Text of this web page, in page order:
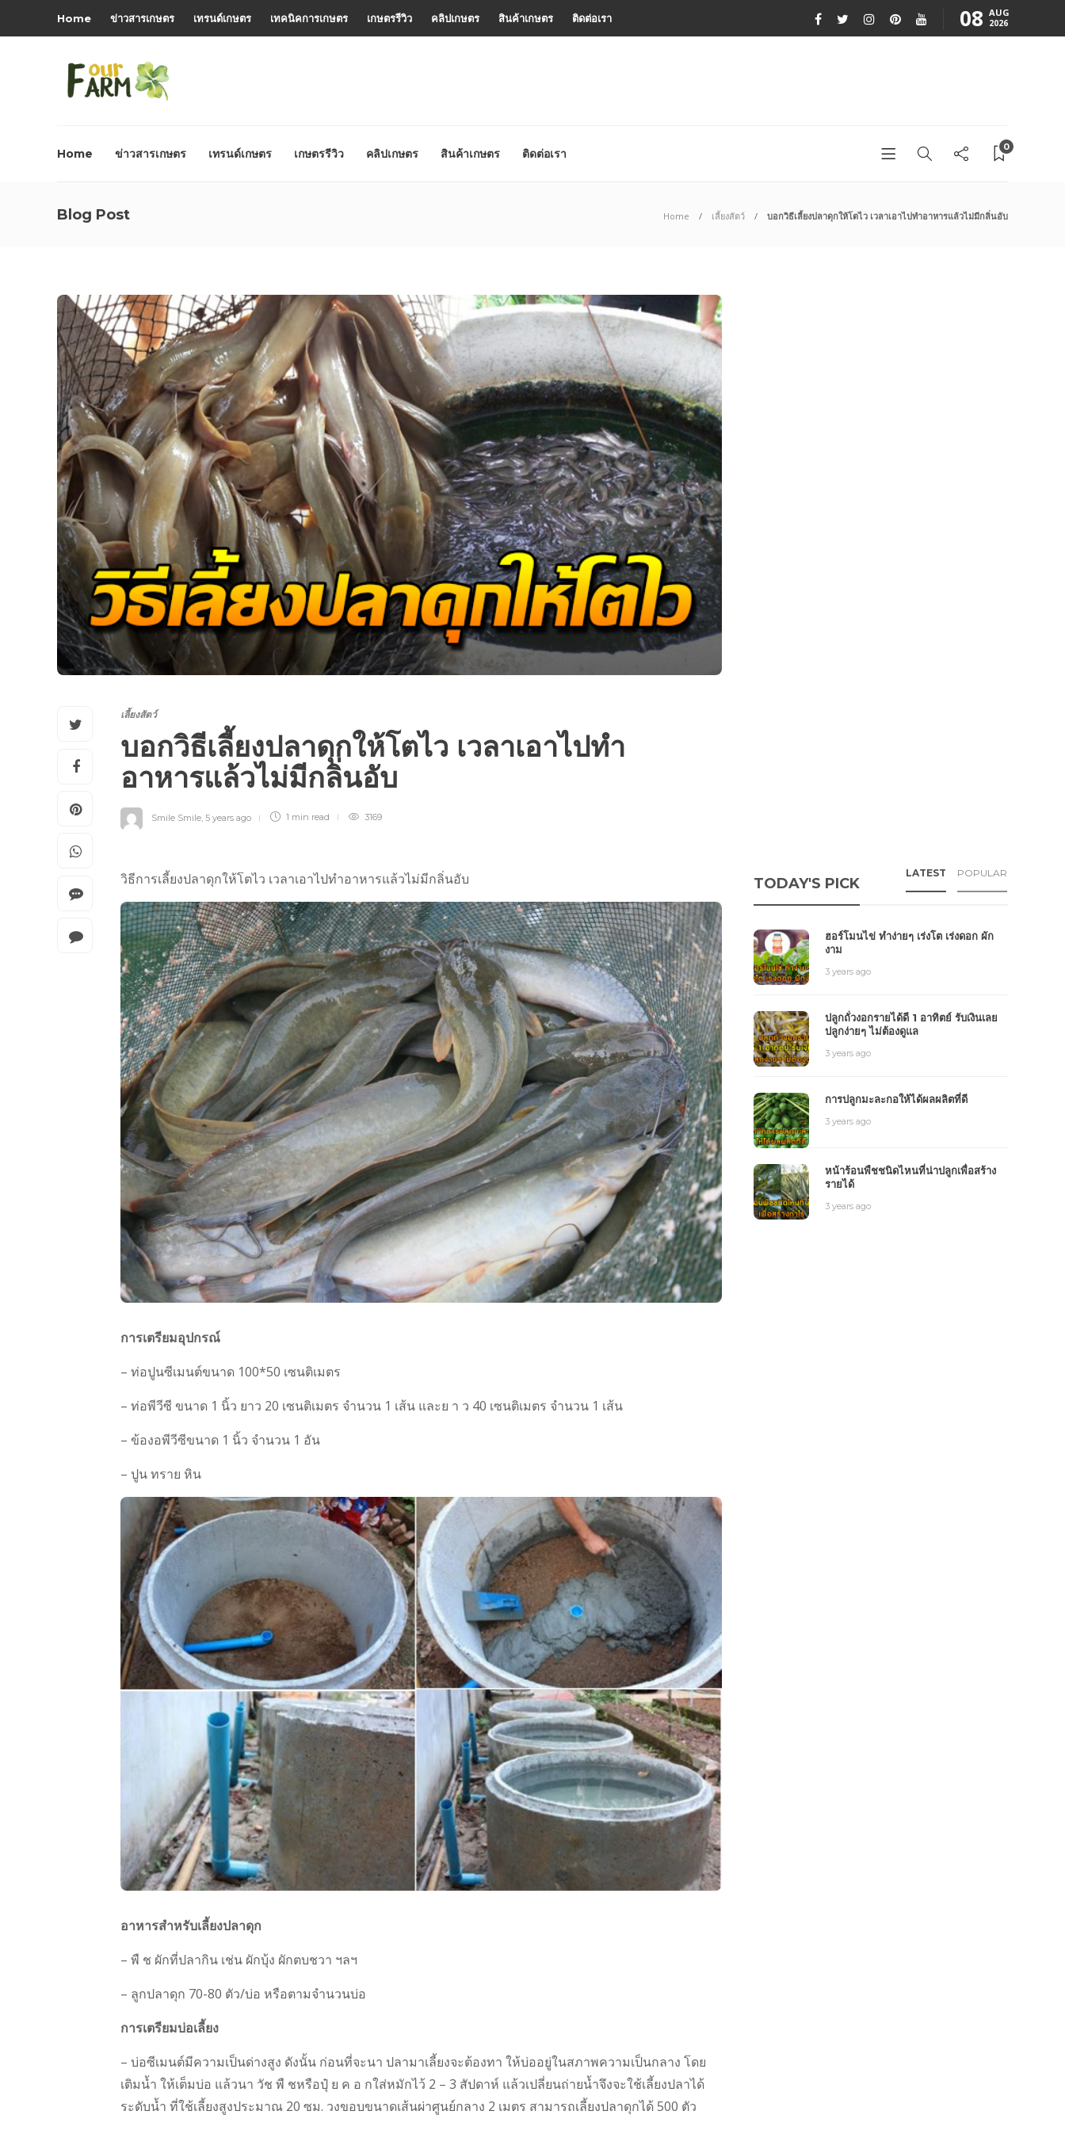
Home ข่าวสารเกษตร เทรนด์เกษตร เทคนิคการเกษตร เกษตรรีวิว คลิปเกษตร สินค้าเกษตร ติดต่อเรา 08 AUG
2026
Home ข่าวสารเกษตร เทรนด์เกษตร เกษตรรีวิว คลิปเกษตร สินค้าเกษตร ติดต่อเรา 0
Blog Post Home เลี้ยงสัตว์ บอกวิธีเลี้ยงปลาดุกให้โตไว เวลาเอาไปทำอาหารแล้วไม่มีกลิ่นอับ
เลี้ยงสัตว์
บอกวิธีเลี้ยงปลาดุกให้โตไว เวลาเอาไปทำ
อาหารแล้วไม่มีกลิ่นอับ
Smile Smile 5 years ago 1 min read 3169
วิธีการเลี้ยงปลาดุกให้โตไว เวลาเอาไปทำอาหารแล้วไม่มีกลิ่นอับ
การเตรียมอุปกรณ์
– ท่อปูนซีเมนต์ขนาด 100*50 เซนติเมตร
– ท่อพีวีซี ขนาด 1 นิ้ว ยาว 20 เซนติเมตร จำนวน 1 เส้น และย า ว 40 เซนติเมตร จำนวน 1 เส้น
– ข้องอพีวีซีขนาด 1 นิ้ว จำนวน 1 อัน
– ปูน ทราย หิน
อาหารสำหรับเลี้ยงปลาดุก
– พื ช ผักที่ปลากิน เช่น ผักบุ้ง ผักตบชวา ฯลฯ
– ลูกปลาดุก 70-80 ตัว/บ่อ หรือตามจำนวนบ่อ
การเตรียมบ่อเลี้ยง
– บ่อซีเมนต์มีความเป็นด่างสูง ดังนั้น ก่อนที่จะนา ปลามาเลี้ยงจะต้องทา ให้บ่ออยู่ในสภาพความเป็นกลาง โดย
เติมน้ำ ให้เต็มบ่อ แล้วนา วัช พื ชหรือปุ๋ ย ค อ กใส่หมักไว้ 2 – 3 สัปดาห์ แล้วเปลี่ยนถ่ายน้ำจึงจะใช้เลี้ยงปลาได้
ระดับน้ำ ที่ใช้เลี้ยงสูงประมาณ 20 ซม. วงขอบขนาดเส้นผ่าศูนย์กลาง 2 เมตร สามารถเลี้ยงปลาดุกได้ 500 ตัว
TODAY'S PICK
LATEST POPULAR
ฮอร์โมนไข่ ทำง่ายๆ เร่งโต เร่งดอก ผัก
งาม
3 years ago
ปลูกถั่วงอกรายได้ดี 1 อาทิตย์ รับเงินเลย
ปลูกง่ายๆ ไม่ต้องดูแล
3 years ago
การปลูกมะละกอให้ได้ผลผลิตที่ดี
3 years ago
หน้าร้อนพืชชนิดไหนที่น่าปลูกเพื่อสร้าง
รายได้
3 years ago